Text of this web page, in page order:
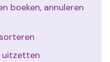
boeken, annuleren
uitzetten